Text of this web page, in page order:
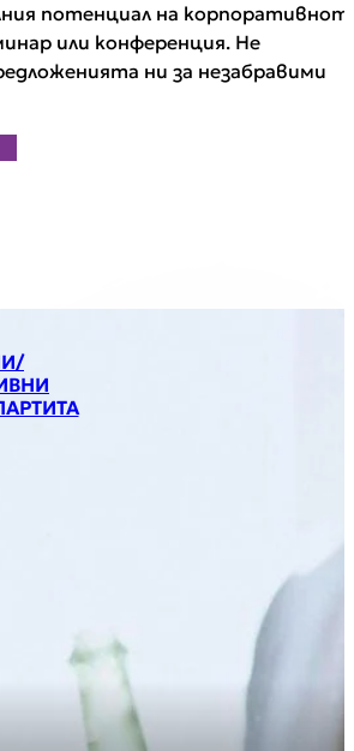
потенциал на
или конференция. Не
ни за незабравими